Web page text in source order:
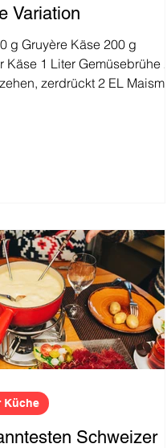
Variation
g Gruyère Käse 200 g
Käse 1 Liter Gemüsebrühe
zerdrückt 2 EL
Schweizer
Küche